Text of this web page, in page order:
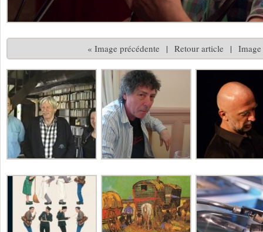
« Image précédente | Retour article |